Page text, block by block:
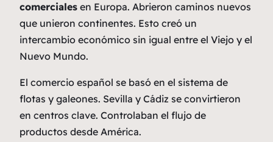
comerciales en Europa. Abrieron caminos nuevos
que unieron continentes. Esto creó un
intercambio económico sin igual entre el Viejo y el
Nuevo Mundo.
El comercio español se basó en el sistema de
flotas y galeones. Sevilla y Cádiz se convirtieron
en centros clave. Controlaban el flujo de
productos desde América.